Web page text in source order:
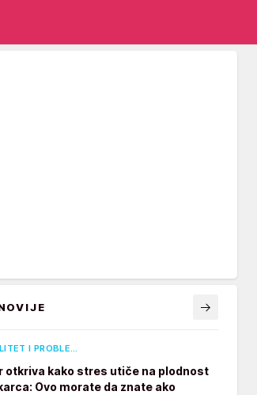
I PROBLE…
otkriva kako stres utiče na plodnost
Ovo morate da znate ako